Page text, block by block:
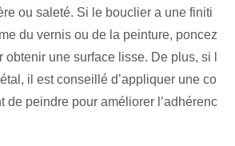
ou saleté. Si le bouclier a une finiti
du vernis ou de la peinture, poncez
une surface lisse. De plus, si l
il est conseillé d’appliquer une co
de peindre pour améliorer l’adhérenc